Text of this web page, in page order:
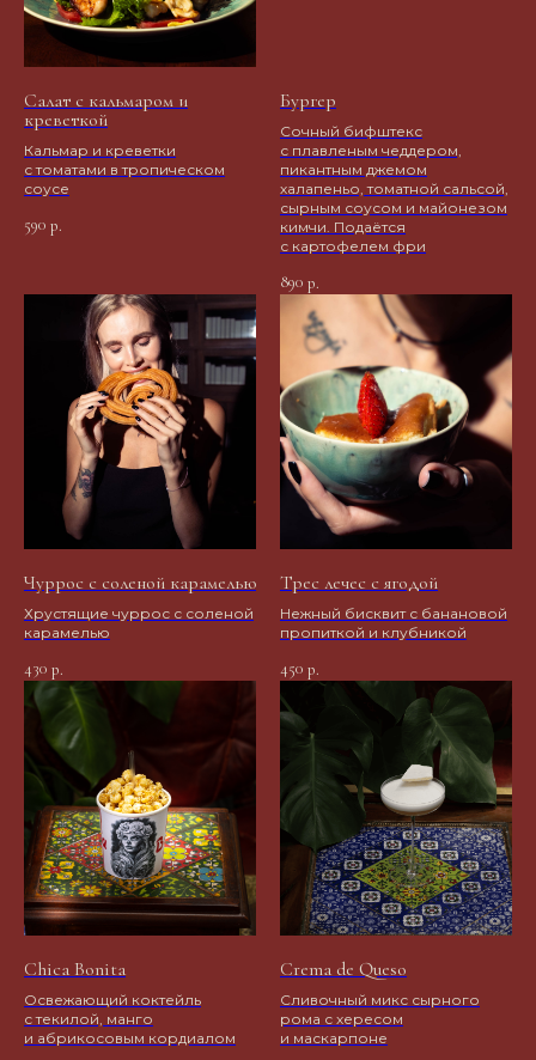
Салат с кальмаром и
креветкой
Кальмар и креветки
с томатами в тропическом
соусе
590 р.
Бургер
Сочный бифштекс
с плавленым чеддером,
пикантным джемом
халапеньо, томатной сальсой,
сырным соусом и майонезом
кимчи. Подаётся
с картофелем фри
890 р.
Чуррос с соленой карамелью
Хрустящие чуррос с соленой
карамелью
430 р.
Трес лечес с ягодой
Нежный бисквит с банановой
пропиткой и клубникой
450 р.
Chica Bonita
Освежающий коктейль
с текилой, манго
и абрикосовым кордиалом
Crema de Queso
Сливочный микс сырного
рома с хересом
и маскарпоне